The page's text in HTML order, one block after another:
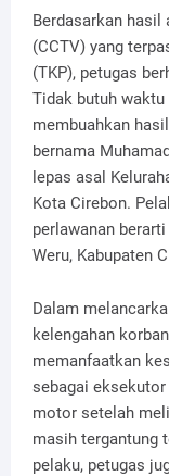
Berdasarkan hasil
(CCTV) yang
(TKP), petugas
Tidak butuh
membuahkan
bernama
lepas asal
Kota Cirebon.
perlawanan
Weru, Kabupaten
Dalam
kelengahan
memanfaatkan
sebagai
motor setelah
masih tergantung
pelaku, petugas